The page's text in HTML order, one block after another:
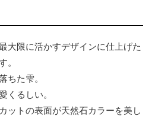
大限に活かすデザインに仕上げた
ちた雫。
くるしい。
ットの表面が天然石カラーを美し